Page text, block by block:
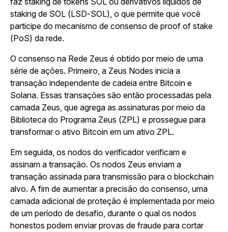
staking de SOL (LSD-SOL), o que permite que você
participe do mecanismo de consenso de proof of stake
(PoS) da rede.
O consenso na Rede Zeus é obtido por meio de uma
série de ações. Primeiro, a Zeus Nodes inicia a
transação independente de cadeia entre Bitcoin e
Solana. Essas transações são então processadas pela
camada Zeus, que agrega as assinaturas por meio da
Biblioteca do Programa Zeus (ZPL) e prossegue para
transformar o ativo Bitcoin em um ativo ZPL.
Em seguida, os nodos do verificador verificam e
assinam a transação. Os nodos Zeus enviam a
transação assinada para transmissão para o blockchain
alvo. A fim de aumentar a precisão do consenso, uma
camada adicional de proteção é implementada por meio
de um período de desafio, durante o qual os nodos
honestos podem enviar provas de fraude para cortar